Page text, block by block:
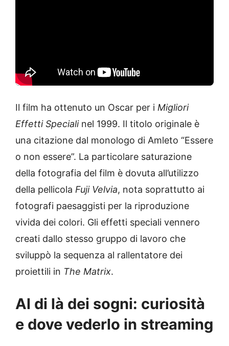
Il film ha ottenuto un Oscar per i Migliori
Effetti Specialinel 1999. Il titolo originale è
una citazione dal monologo di Amleto “Essere
o non essere”. La particolare saturazione
della fotografia del film è dovuta all’utilizzo
della pellicola Fuji Velvia, nota soprattutto ai
fotografi paesaggisti per la riproduzione
vivida dei colori. Gli effetti speciali vennero
creati dallo stesso gruppo di lavoro che
sviluppò la sequenza al rallentatore dei
proiettili in The Matrix.
Al di là dei sogni: curiosità
e dove vederlo in streaming